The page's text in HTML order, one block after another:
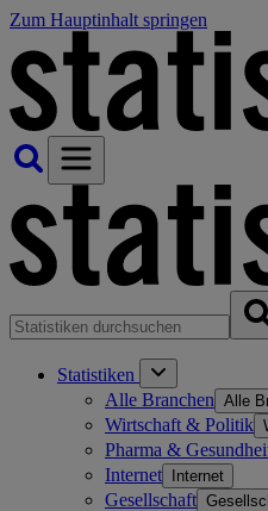
Zum Hauptinhalt springen
Statistiken
Alle Branchen Alle
Wirtschaft & Politik
Pharma &
Internet Internet
Gesellschaft